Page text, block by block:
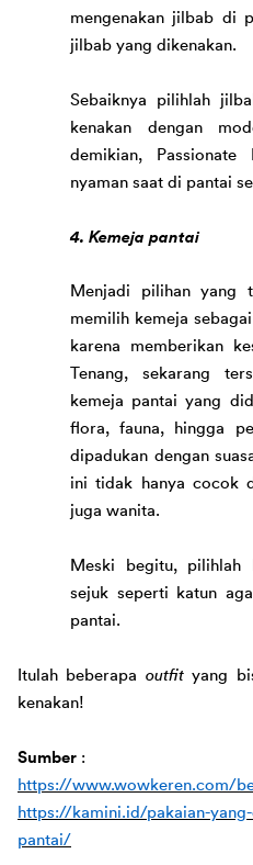
mengenakan jilbab di
jilbab yang dikenakan.
Sebaiknya pilihlah
kenakan dengan
demikian,
nyaman saat di pantai
4. Kemeja pantai
Menjadi pilihan yang
memilih kemeja
karena memberikan
Tenang, sekarang
kemeja pantai yang
flora, fauna, hingga
dipadukan dengan
ini tidak hanya cocok
juga wanita.
Meski begitu, pilihlah
sejuk seperti katun
pantai.
Itulah beberapa outfit yang
kenakan!
Sumber :
https://www.wowkeren.com/
https://kamini.id/pakaian-
pantai/